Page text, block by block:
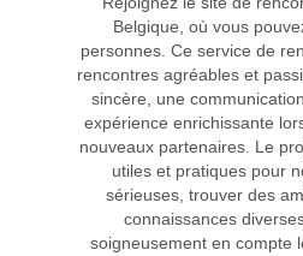
Belgique, où vous
personnes. Ce service de
rencontres agréables et
sincère, une
expérience enrichissante
nouveaux partenaires. Le
utiles et pratiques pour
sérieuses, trouver des
connaissances
soigneusement en compte